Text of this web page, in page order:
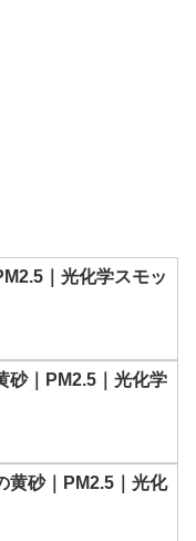
｜光化学スモッ
砂｜PM2.5｜光化学
黄砂｜PM2.5｜光化